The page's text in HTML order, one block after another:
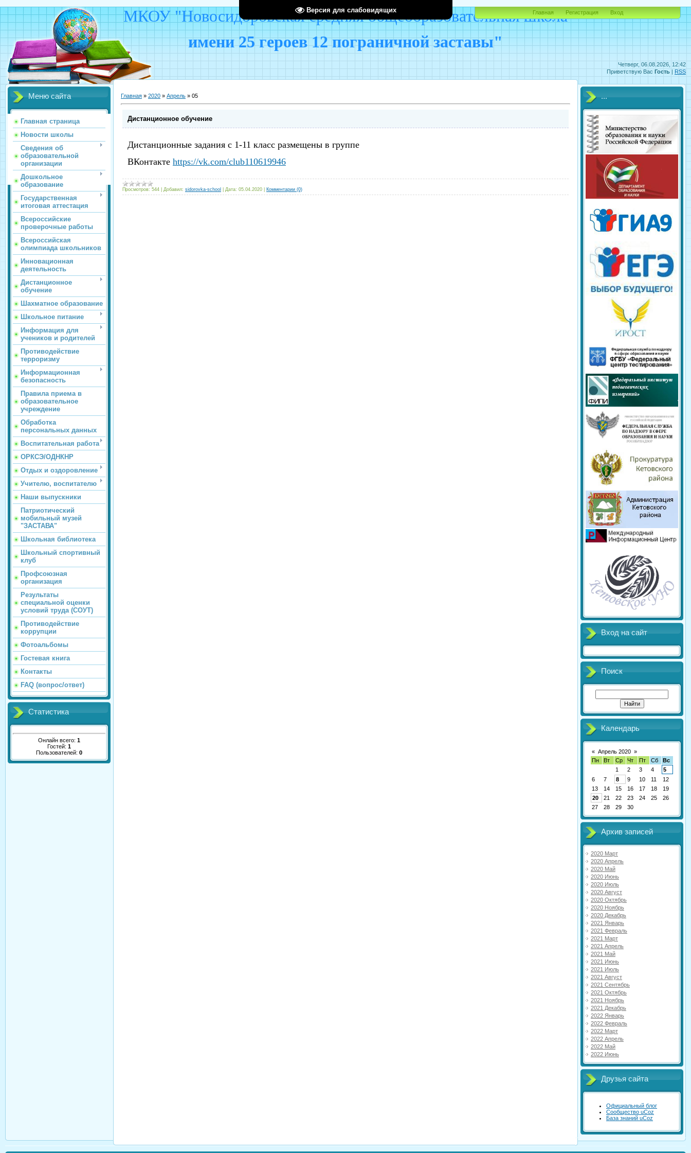
Версия для слабовидящих
Четверг, 06.08.2026, 12:42
Приветствую Вас Гость | RSS
МКОУ "Новосидоровская средняя общеобразовательная школа
имени 25 героев 12 пограничной заставы"
Главная Регистрация Вход
Меню сайта
Главная страница
Новости школы
Сведения об
образовательной
организации
Дошкольное
образование
Государственная
итоговая аттестация
Всероссийские
проверочные работы
Всероссийская
олимпиада школьников
Инновационная
деятельность
Дистанционное
обучение
Шахматное образование
Школьное питание
Информация для
учеников и родителей
Противодействие
терроризму
Информационная
безопасность
Правила приема в
образовательное
учреждение
Обработка
персональных данных
Воспитательная работа
ОРКСЭ/ОДНКНР
Отдых и оздоровление
Учителю, воспитателю
Наши выпускники
Патриотический
мобильный музей
"ЗАСТАВА"
Школьная библиотека
Школьный спортивный
клуб
Профсоюзная
организация
Результаты
специальной оценки
условий труда (СОУТ)
Противодействие
коррупции
Фотоальбомы
Гостевая книга
Контакты
FAQ (вопрос/ответ)
Статистика
Онлайн всего: 1
Гостей: 1
Пользователей: 0
Главная » 2020 » Апрель » 05
Дистанционное обучение
Дистанционные задания с 1-11 класс размещены в группе
ВКонтакте https://vk.com/club110619946
Просмотров: 544 Добавил: sidorovka-school Дата: 05.04.2020 Комментарии (0)
...
Вход на сайт
Поиск
Календарь
« Апрель 2020 »
Пн
Вт Ср Чт Пт Сб
Вс
1
2 3 4
5
6
7 8 9 10 11
12
13
14 15 16 17 18
19
20
21 22 23 24 25
26
27
28 29 30
Архив записей
2020 Март
2020 Апрель
2020 Май
2020 Июнь
2020 Июль
2020 Август
2020 Октябрь
2020 Ноябрь
2020 Декабрь
2021 Январь
2021 Февраль
2021 Март
2021 Апрель
2021 Май
2021 Июнь
2021 Июль
2021 Август
2021 Сентябрь
2021 Октябрь
2021 Ноябрь
2021 Декабрь
2022 Январь
2022 Февраль
2022 Март
2022 Апрель
2022 Май
2022 Июнь
Друзья сайта
Официальный блог
Сообщество uCoz
База знаний uCoz